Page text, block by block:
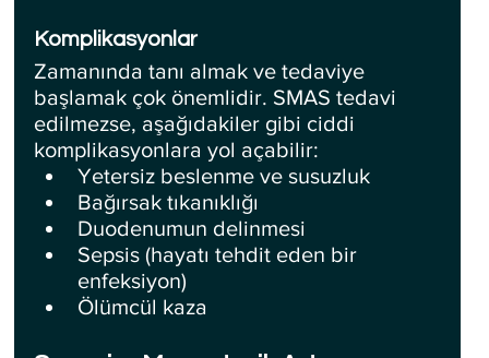
Komplikasyonlar
Zamanında tanı almak ve tedaviye
başlamak çok önemlidir. SMAS tedavi
edilmezse, aşağıdakiler gibi ciddi
komplikasyonlara yol açabilir:
Yetersiz beslenme ve susuzluk
Bağırsak tıkanıklığı
Duodenumun delinmesi
Sepsis (hayatı tehdit eden bir
enfeksiyon)
Ölümcül kaza